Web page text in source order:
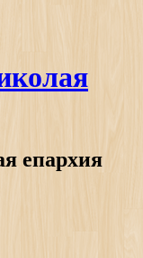
епархия